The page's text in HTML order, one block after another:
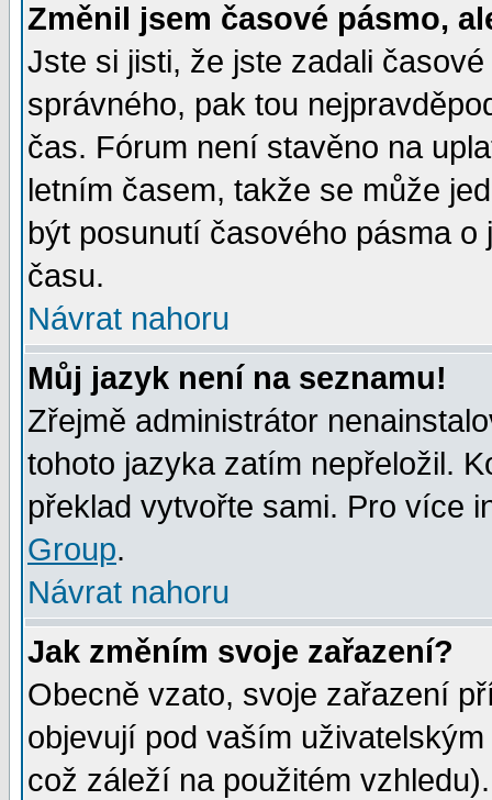
Změnil jsem časové pásmo,
Jste si jisti, že jste zadali
správného, pak tou
čas. Fórum není stavěno na
letním časem, takže se může
být posunutí časového pásma
času.
Návrat nahoru
Můj jazyk není na seznamu!
Zřejmě administrátor
tohoto jazyka zatím nepřeložil.
překlad vytvořte sami. Pro více
Group.
Návrat nahoru
Jak změním svoje zařazení?
Obecně vzato, svoje zařazení
objevují pod vaším
což záleží na použitém